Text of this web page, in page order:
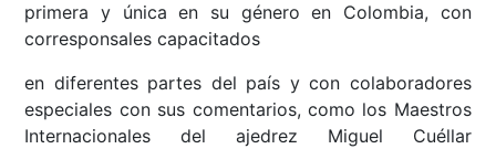
primera y única en su género en Colombia, con
corresponsales capacitados
en diferentes partes del país y con colaboradores
especiales con sus comentarios, como los Maestros
Internacionales del ajedrez Miguel Cuéllar